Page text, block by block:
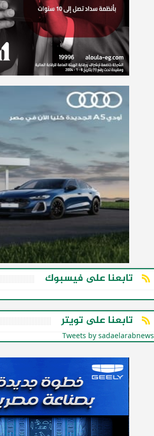
تابعنا على فيسبوك
تابعنا على تويتر
Tweets by sadaelarabnews